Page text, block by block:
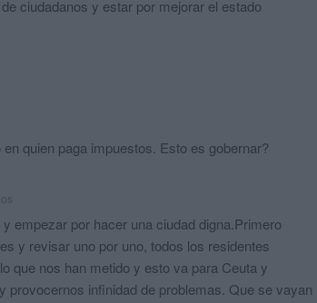
ciudadanos y estar por mejorar el estado
quien paga impuestos. Esto es gobernar?
empezar por hacer una ciudad digna.Primero
y revisar uno por uno, todos los residentes
que nos han metido y esto va para Ceuta y
provocernos infinidad de problemas. Que se vayan